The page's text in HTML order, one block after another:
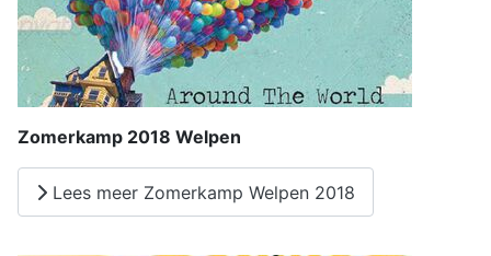
Zomerkamp 2018 Welpen
Lees meer Zomerkamp Welpen 2018